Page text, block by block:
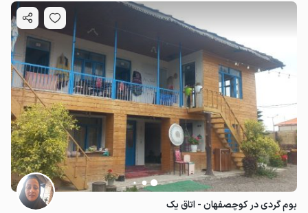
1.1میلیون ت 4.7
بوم گردی در کوچصفهان - اتاق یک